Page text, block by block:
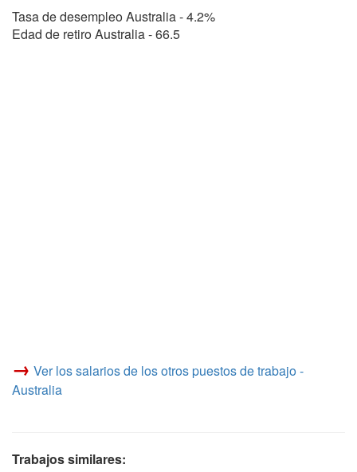
Tasa de desempleo Australia - 4.2%
Edad de retiro Australia - 66.5
→ Ver los salarios de los otros puestos de trabajo -
Australia
Trabajos similares: